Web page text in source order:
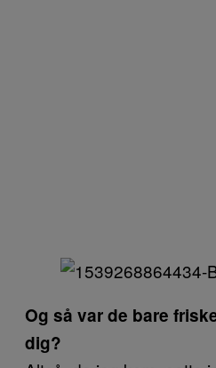
Og så var de bare
dig?